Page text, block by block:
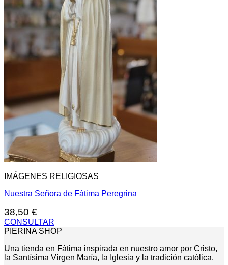
IMÁGENES RELIGIOSAS
Nuestra Señora de Fátima Peregrina
38,50 €
CONSULTAR
PIERINA SHOP
Una tienda en Fátima inspirada en nuestro amor por Cristo,
la Santísima Virgen María, la Iglesia y la tradición católica.